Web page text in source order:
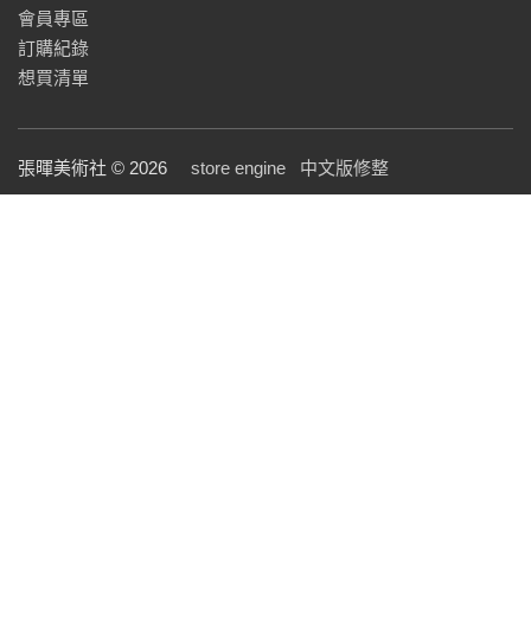
會員專區
訂購紀錄
想買清單
張暉美術社 © 2026 store engine 中文版修整